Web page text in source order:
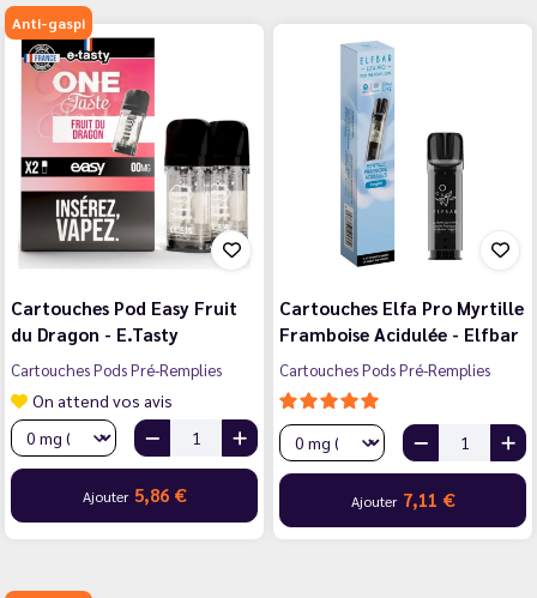
Anti-gaspi
Cartouches Pod Easy Fruit
du Dragon - E.Tasty
Cartouches Pods Pré-Remplies
On attend vos avis
Ajouter 5,86 €
Cartouches Elfa Pro Myrtille
Framboise Acidulée - Elfbar
Cartouches Pods Pré-Remplies
Ajouter 7,11 €